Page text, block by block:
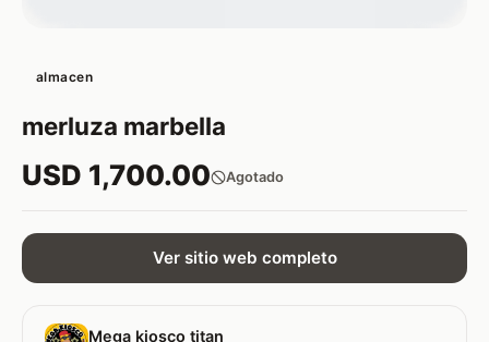
almacen
merluza marbella
USD 1,700.00 Agotado
Ver sitio web completo
Mega kiosco titan